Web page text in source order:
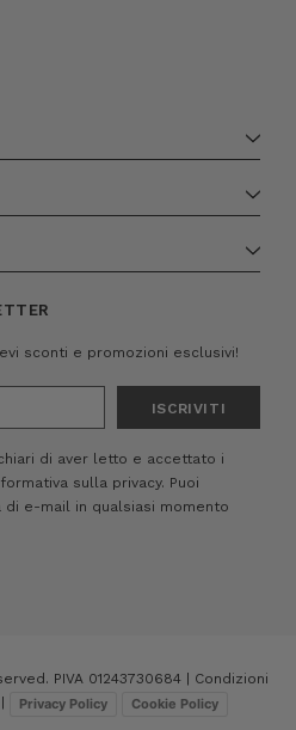
sconti e promozioni esclusivi!
di aver letto e accettato i
sulla privacy. Puoi
e-mail in qualsiasi momento
PIVA 01243730684 | Condizioni
Privacy Policy Cookie Policy